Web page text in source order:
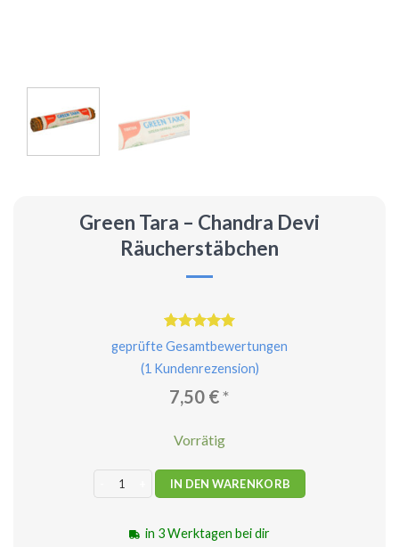
Green Tara – Chandra Devi
Räucherstäbchen
Bewertet
mit5.00
von 5,
auf
1
geprüfte Gesamtbewertungen
(1Kundenrezension)
7,50 €*
Vorrätig
Green Tara - Chandra Devi Räucherstäbchen Menge
IN DEN WARENKORB
in 3 Werktagen bei dir